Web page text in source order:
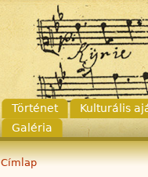
Történet
Kulturális
Galéria
Címlap